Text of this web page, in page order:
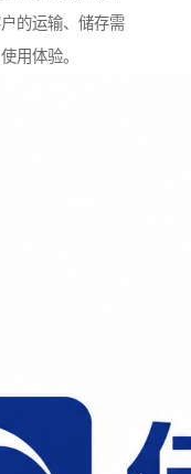
的运输、储存需
用体验。